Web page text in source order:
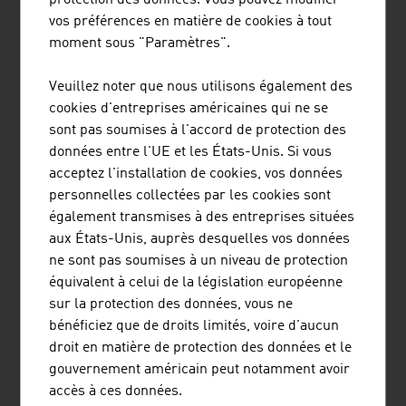
l'utilisation de coton biologique
la certification de marchés équitables FAIRTRADE et
la transparence et la traçabilité de la chaîne de
production
l'égalité sociale maximum possible pendant la
production
la compatibilité environnementale maximum possible
la qualité maximum possible pour les futurs porteurs
des produits
PASSION
Les étude de mode à l'université des arts appliqués
Universität für Angewandte Kunst à Vienne, où depuis le
début des années 80, des stars internationales telles que
Karl Lagerfeld, Jil Sander, Vivienne Westwood, Viktor &
vos préférences en matière de cookies à tout
moment sous "Paramètres".
Veuillez noter que nous utilisons également des
cookies d'entreprises américaines qui ne se
sont pas soumises à l'accord de protection des
données entre l'UE et les États-Unis. Si vous
acceptez l'installation de cookies, vos données
personnelles collectées par les cookies sont
également transmises à des entreprises situées
aux États-Unis, auprès desquelles vos données
ne sont pas soumises à un niveau de protection
équivalent à celui de la législation européenne
sur la protection des données, vous ne
bénéficiez que de droits limités, voire d'aucun
droit en matière de protection des données et le
gouvernement américain peut notamment avoir
accès à ces données.